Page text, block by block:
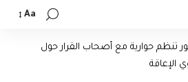
Aa
تنظم حوارية مع أصحاب القرار حول
الإعاقة